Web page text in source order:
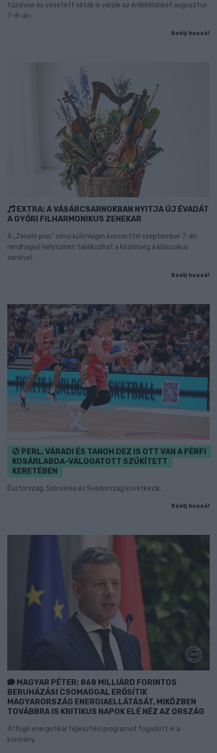
tűzshow és vezetett séták is várják az érdeklődőket augusztus
7–8-án.
Szólj hozzá!
EXTRA: A VÁSÁRCSARNOKBAN NYITJA ÚJ ÉVADÁT
A GYŐRI FILHARMONIKUS ZENEKAR
A „Zenélő piac” című különleges koncerttel szeptember 7-én
rendhagyó helyszínen találkozhat a közönség a klasszikus
zenével.
Szólj hozzá!
PERL, VÁRADI ÉS TANOH DEZ IS OTT VAN A FÉRFI
KOSÁRLABDA-VÁLOGATOTT SZŰKÍTETT
KERETÉBEN
Észtország, Szlovénia és Svédország következik.
Szólj hozzá!
MAGYAR PÉTER: 868 MILLIÁRD FORINTOS
BERUHÁZÁSI CSOMAGGAL ERŐSÍTIK
MAGYARORSZÁG ENERGIAELLÁTÁSÁT, MIKÖZBEN
TOVÁBBRA IS KRITIKUS NAPOK ELÉ NÉZ AZ ORSZÁG
Átfogó energetikai fejlesztési programot fogadott el a
kormány.